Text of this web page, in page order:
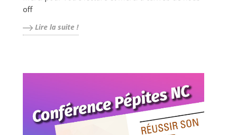
off
Lire la suite !